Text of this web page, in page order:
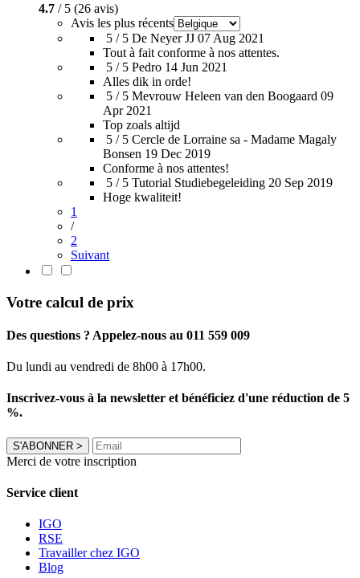
4.7 / 5 (26 avis)
Avis les plus récents
5 / 5 De Neyer JJ 07 Aug 2021
Tout à fait conforme à nos attentes.
5 / 5 Pedro 14 Jun 2021
Alles dik in orde!
5 / 5 Mevrouw Heleen van den Boogaard 09
Apr 2021
Top zoals altijd
5 / 5 Cercle de Lorraine sa - Madame Magaly
Bonsen 19 Dec 2019
Conforme à nos attentes!
5 / 5 Tutorial Studiebegeleiding 20 Sep 2019
Hoge kwaliteit!
1
/
2
Suivant
Votre calcul de prix
Des questions ? Appelez-nous au 011 559 009
Du lundi au vendredi de 8h00 à 17h00.
Inscrivez-vous à la newsletter et bénéficiez d'une réduction de 5
%.
S'ABONNER >
Merci de votre inscription
Service client
IGO
RSE
Travailler chez IGO
Blog